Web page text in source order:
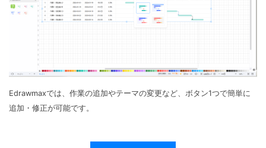
Edrawmaxでは、作業の追加やテーマの変更など、ボタン1つで簡単に
追加・修正が可能です。